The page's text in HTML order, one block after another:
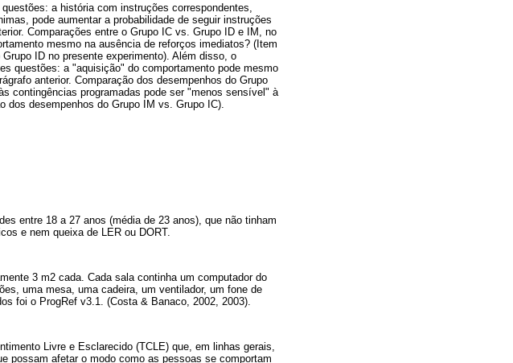
a história com instruções correspondentes,
pode aumentar a probabilidade de seguir instruções
Comparações entre o Grupo IC vs. Grupo ID e IM, no
mesmo na ausência de reforços imediatos? (Item
ID no presente experimento). Além disso, o
questões: a "aquisição" do comportamento pode mesmo
anterior. Comparação dos desempenhos do Grupo
contingências programadas pode ser "menos sensível" à
dos desempenhos do Grupo IM vs. Grupo IC).
entre 18 a 27 anos (média de 23 anos), que não tinham
e nem queixa de LER ou DORT.
3 m2 cada. Cada sala continha um computador do
uma mesa, uma cadeira, um ventilador, um fone de
foi o ProgRef v3.1. (Costa & Banaco, 2002, 2003).
Livre e Esclarecido (TCLE) que, em linhas gerais,
possam afetar o modo como as pessoas se comportam